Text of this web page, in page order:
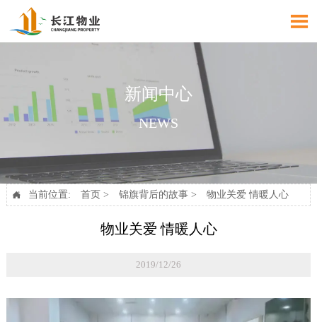

新闻中心
NEWS
 当前位置: 首页 > 锦旗背后的故事> 物业关爱 情暖人心
物业关爱 情暖人心
2019/12/26